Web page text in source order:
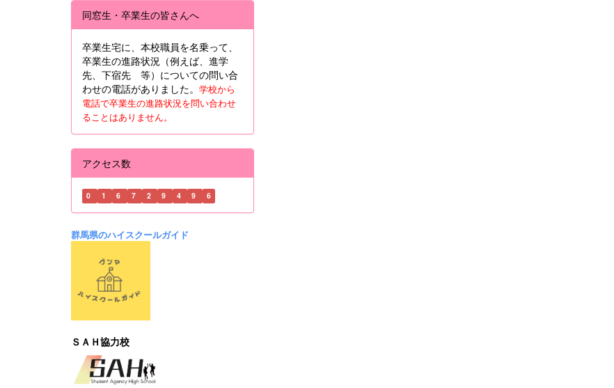
同窓生・卒業生の皆さんへ
卒業生宅に、本校職員を名乗って、
卒業生の進路状況（例えば、進学
先、下宿先 等）についての問い合
わせの電話がありました。 学校から
電話で卒業生の進路状況を問い合わせ
ることはありません。
アクセス数
0 1 6 7 2 9 4 9 6
群馬県のハイスクールガイド
ＳＡＨ協力校